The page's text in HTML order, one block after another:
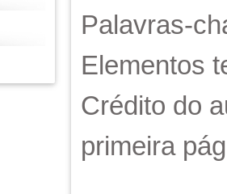
Palavras-
Elementos
Crédito do
primeira